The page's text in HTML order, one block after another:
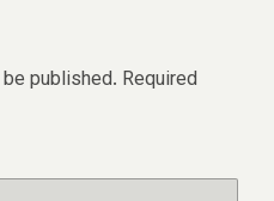
published. Required